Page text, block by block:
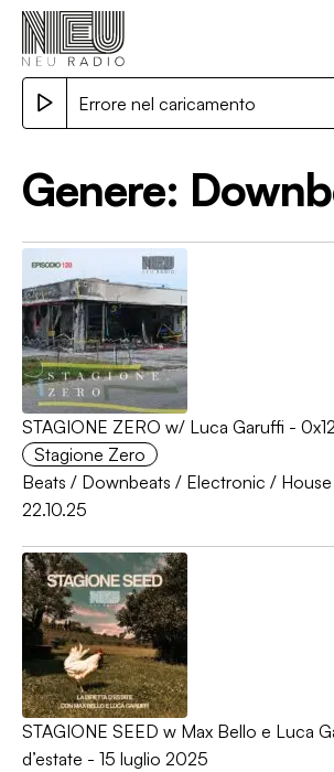
Errore nel caricamento
Genere:
STAGIONE ZERO w/ Luca Garuffi -
Stagione Zero
Beats / Downbeats / Electronic / House
22.10.25
STAGIONE SEED w Max Bello e Luca
d’estate - 15 luglio 2025